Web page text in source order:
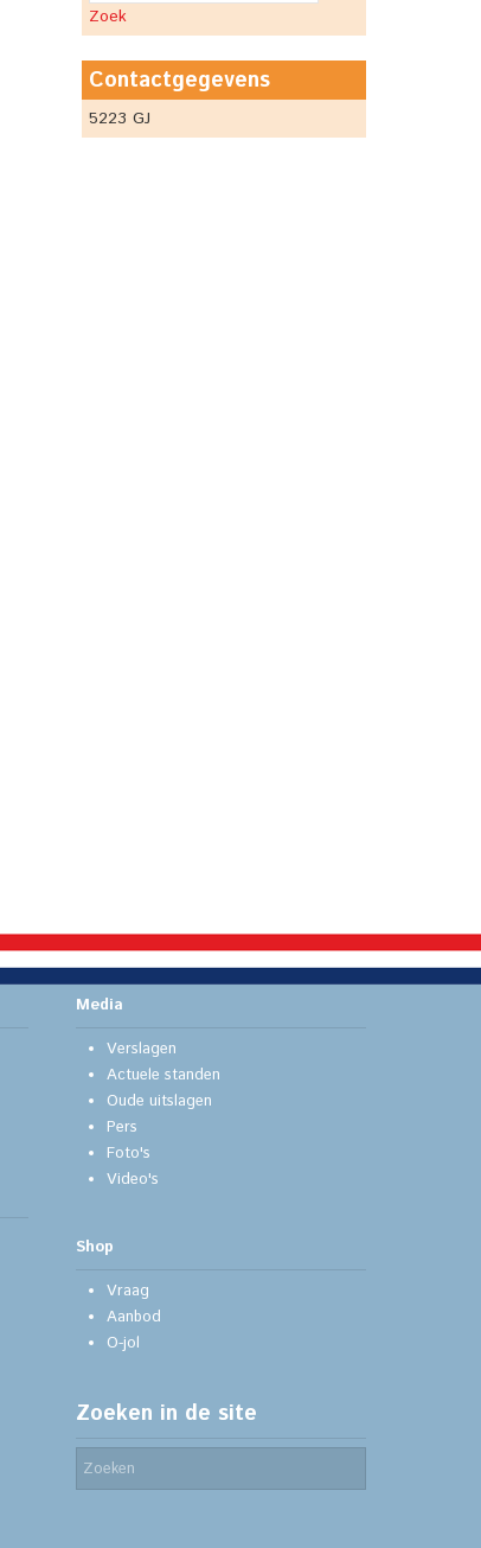
Zoek
Contactgegevens
5223 GJ
Media
Verslagen
Actuele standen
Oude uitslagen
Pers
Foto's
Video's
Shop
Vraag
Aanbod
O-jol
Zoeken in de site